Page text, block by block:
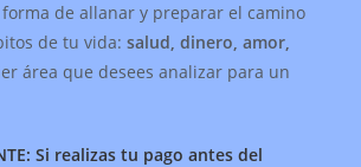
de allanar y preparar el camino
de tu vida:salud, dinero, amor,
área que desees analizar para un
Si realizas tu pago antes del